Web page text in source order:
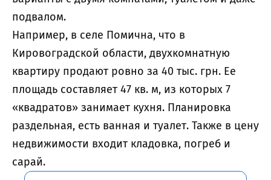
подвалом.
Например, в селе Помична, что в
Кировоградской области, двухкомнатную
квартиру продают ровно за 40 тыс. грн. Ее
площадь составляет 47 кв. м, из которых 7
«квадратов» занимает кухня. Планировка
раздельная, есть ванная и туалет. Также в цену
недвижимости входит кладовка, погреб и
сарай.